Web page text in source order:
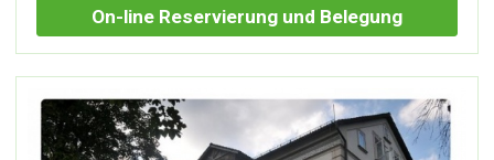
On-line Reservierung und Belegung